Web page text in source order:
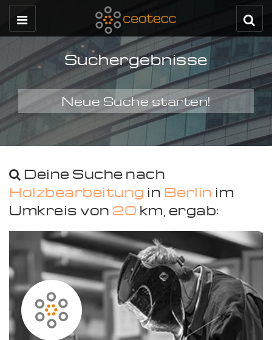
Suchergebnisse
Neue Suche starten!
Deine Suche nach
Holzbearbeitung in Berlin im
Umkreis von 20 km, ergab: